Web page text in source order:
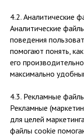
4.2. Аналитические
Аналитические
поведения
помогают понять,
его
максимально
4.3. Рекламные
Рекламные
для целей
файлы cookie